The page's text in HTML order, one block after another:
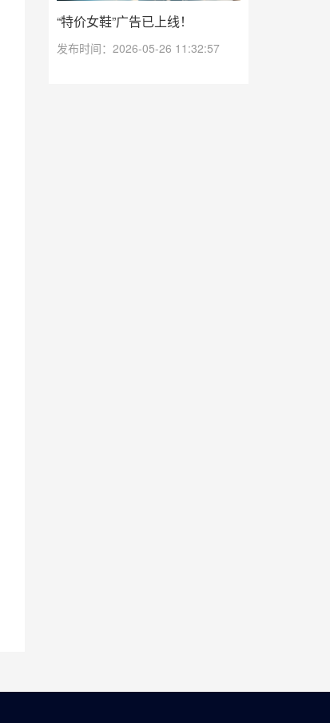
“特价女鞋”广告已上线！
发布时间：2026-05-26 11:32:57